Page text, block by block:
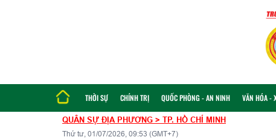
THỜI SỰ CHÍNH TRỊ QUỐC PHÒNG - AN NINH VĂN HÓA -
QUÂN SỰ ĐỊA PHƯƠNG > TP. HỒ CHÍ MINH
Thứ tư, 01/07/2026, 09:53 (GMT+7)